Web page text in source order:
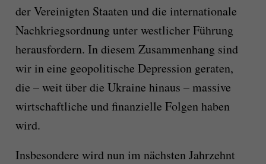
der Vereinigten Staaten und die internationale
Nachkriegsordnung unter westlicher Führung
herausfordern. In diesem Zusammenhang sind
wir in eine geopolitische Depression geraten,
die – weit über die Ukraine hinaus – massive
wirtschaftliche und finanzielle Folgen haben
wird.
Insbesondere wird nun im nächsten Jahrzehnt